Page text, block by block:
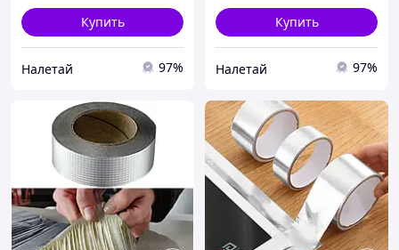
Купить
Налетай 97%
Купить
Налетай 97%